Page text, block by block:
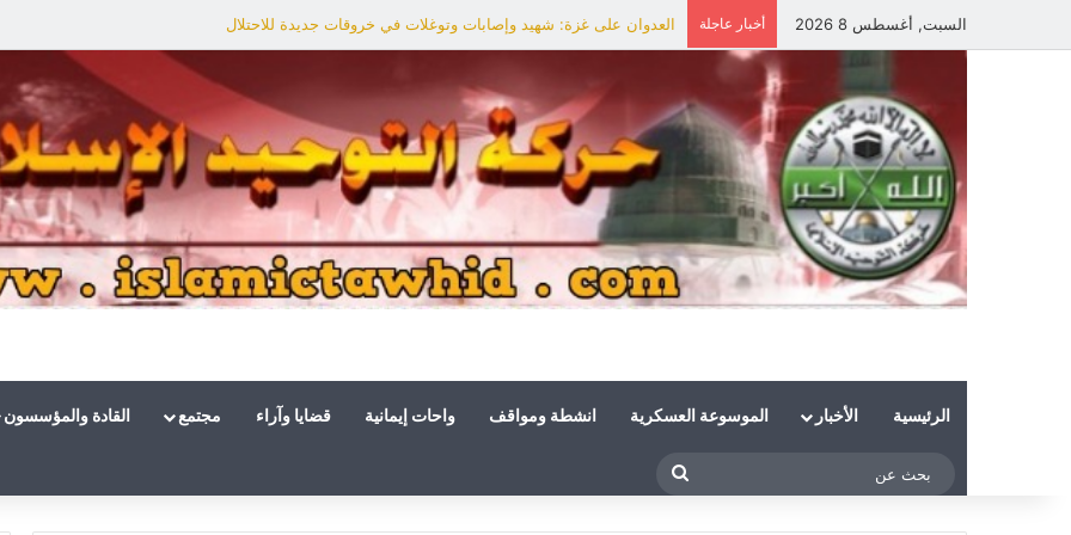
السبت, أغسطس 8 2026 أخبار عاجلة العدوان على غزة: شهيد وإصابات وتوغلات في خروقات جديدة للاحتلال
الرئيسية الأخبار الموسوعة العسكرية انشطة ومواقف واحات إيمانية قضايا وآراء مجتمع القادة والمؤسسون